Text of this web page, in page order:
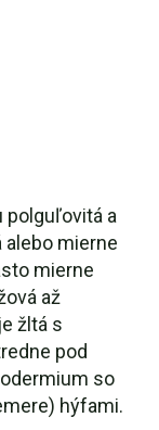
polguľovitá a
alebo mierne
mierne
až
žltá s
pod
so
hýfami.